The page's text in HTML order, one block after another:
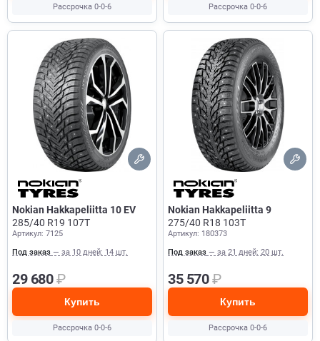
Рассрочка 0-0-6 Рассрочка 0-0-6
Nokian Hakkapeliitta 10 EV
285/40 R19 107T
Артикул: 7125
Под заказ — за 10 дней: 14 шт.
29 680₽
Купить
Рассрочка 0-0-6
Nokian Hakkapeliitta 9
275/40 R18 103T
Артикул: 180373
Под заказ — за 21 дней: 20 шт.
35 570₽
Купить
Рассрочка 0-0-6